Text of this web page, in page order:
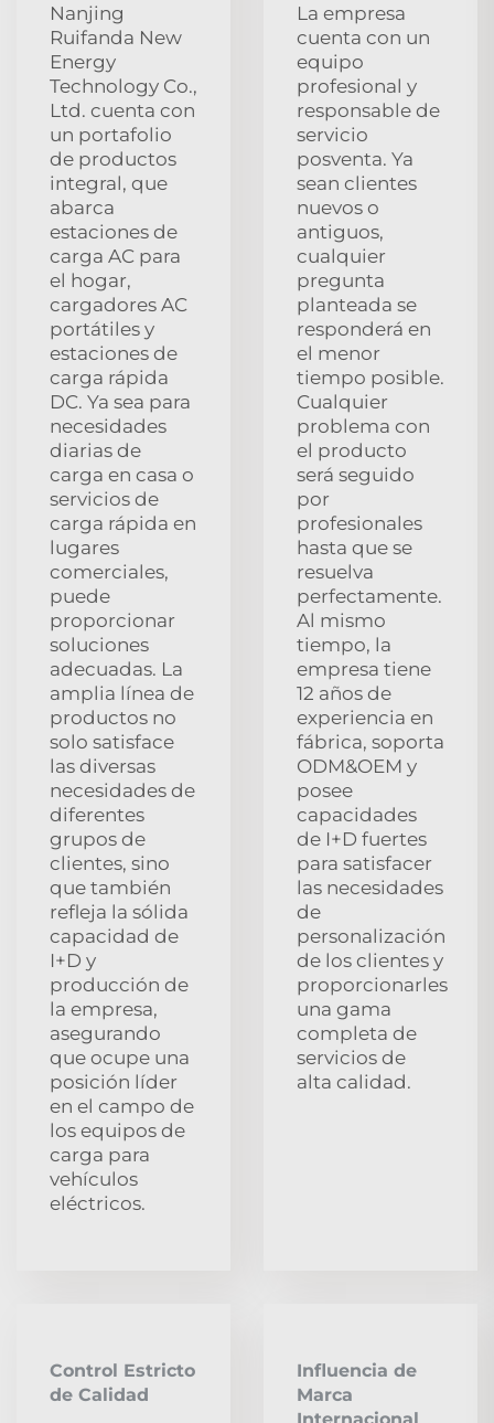
Nanjing
Ruifanda New
Energy
Technology Co.,
Ltd. cuenta con
un portafolio
de productos
integral, que
abarca
estaciones de
carga AC para
el hogar,
cargadores AC
portátiles y
estaciones de
carga rápida
DC. Ya sea para
necesidades
diarias de
carga en casa o
servicios de
carga rápida en
lugares
comerciales,
puede
proporcionar
soluciones
adecuadas. La
amplia línea de
productos no
solo satisface
las diversas
necesidades de
diferentes
grupos de
clientes, sino
que también
refleja la sólida
capacidad de
I+D y
producción de
la empresa,
asegurando
que ocupe una
posición líder
en el campo de
los equipos de
carga para
vehículos
eléctricos.
La empresa
cuenta con un
equipo
profesional y
responsable de
servicio
posventa. Ya
sean clientes
nuevos o
antiguos,
cualquier
pregunta
planteada se
responderá en
el menor
tiempo posible.
Cualquier
problema con
el producto
será seguido
por
profesionales
hasta que se
resuelva
perfectamente.
Al mismo
tiempo, la
empresa tiene
12 años de
experiencia en
fábrica, soporta
ODM&OEM y
posee
capacidades
de I+D fuertes
para satisfacer
las necesidades
de
personalización
de los clientes y
proporcionarles
una gama
completa de
servicios de
alta calidad.
Control Estricto
de Calidad
Influencia de
Marca